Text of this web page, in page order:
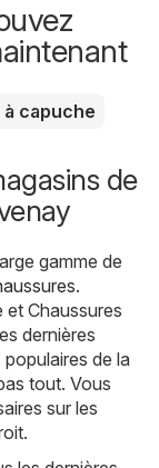
à capuche
de
gamme de
.
Chaussures
dernières
de la
tout. Vous
sur les